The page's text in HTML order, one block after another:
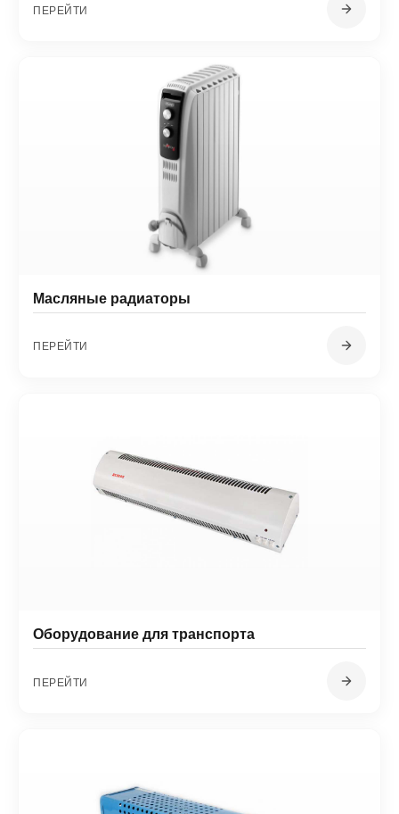
ПЕРЕЙТИ
Масляные радиаторы
ПЕРЕЙТИ
Оборудование для транспорта
ПЕРЕЙТИ